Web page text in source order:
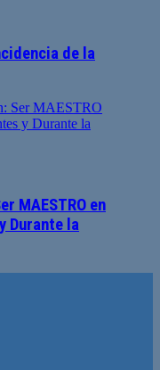
de la
MAESTRO en
Durante la